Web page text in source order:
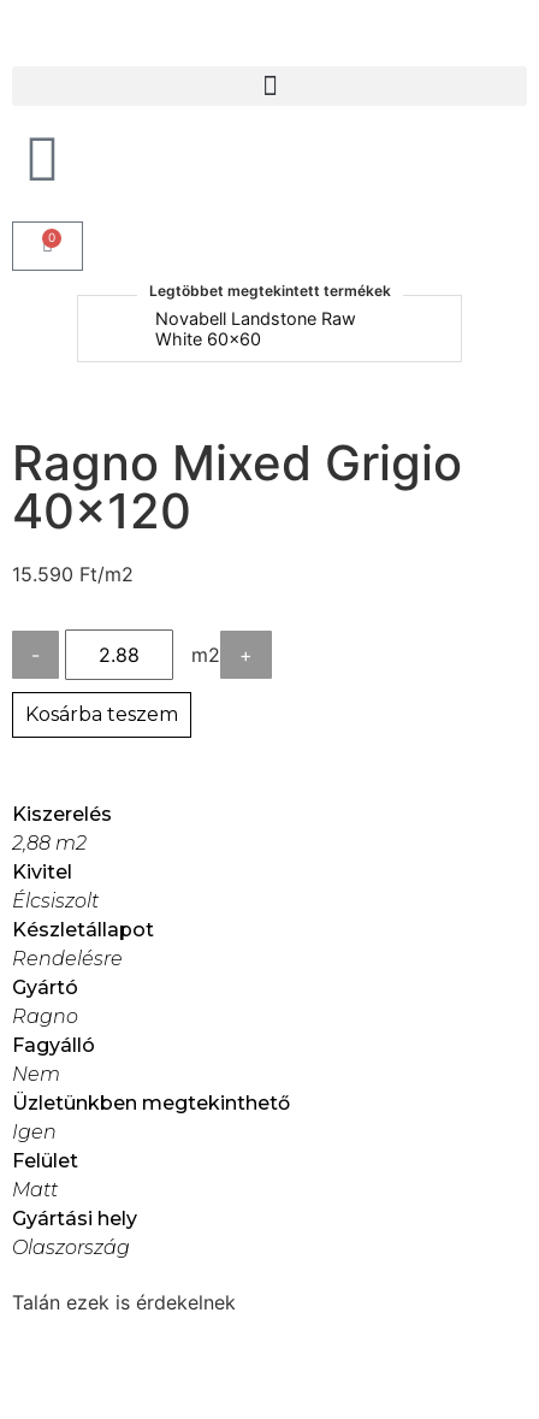
0
Legtöbbet megtekintett termékek
Novabell Landstone Raw
White 60x60
Ragno Mixed Grigio
40×120
15.590 Ft/m2
- m2 +
Kosárba teszem
Kiszerelés
2,88 m2
Kivitel
Élcsiszolt
Készletállapot
Rendelésre
Gyártó
Ragno
Fagyálló
Nem
Üzletünkben megtekinthető
Igen
Felület
Matt
Gyártási hely
Olaszország
Talán ezek is érdekelnek